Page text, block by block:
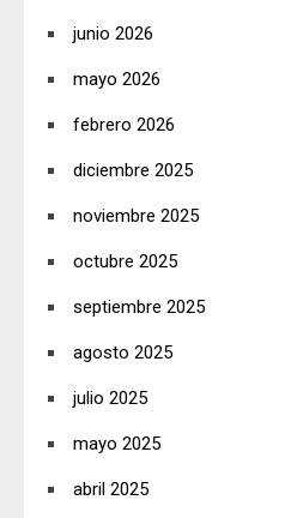
junio 2026
mayo 2026
febrero 2026
diciembre 2025
noviembre 2025
octubre 2025
septiembre 2025
agosto 2025
julio 2025
mayo 2025
abril 2025